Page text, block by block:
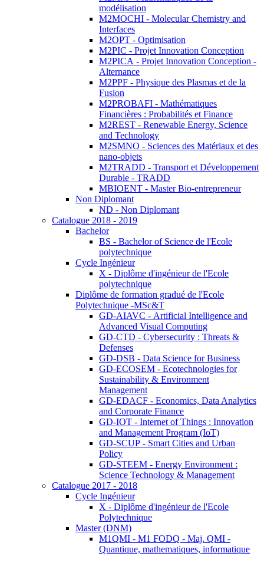
modélisation
M2MOCHI - Molecular Chemistry and
Interfaces
M2OPT - Optimisation
M2PIC - Projet Innovation Conception
M2PICA - Projet Innovation Conception -
Alternance
M2PPF - Physique des Plasmas et de la
Fusion
M2PROBAFI - Mathématiques
Financières : Probabilités et Finance
M2REST - Renewable Energy, Science
and Technology
M2SMNO - Sciences des Matériaux et des
nano-objets
M2TRADD - Transport et Développement
Durable - TRADD
MBIOENT - Master Bio-entrepreneur
Non Diplomant
ND - Non Diplomant
Catalogue 2018 - 2019
Bachelor
BS - Bachelor of Science de l'Ecole
polytechnique
Cycle Ingénieur
X - Diplôme d'ingénieur de l'Ecole
polytechnique
Diplôme de formation gradué de l'Ecole
Polytechnique -MSc&T
GD-AIAVC - Artificial Intelligence and
Advanced Visual Computing
GD-CTD - Cybersecurity : Threats &
Defenses
GD-DSB - Data Science for Business
GD-ECOSEM - Ecotechnologies for
Sustainability & Environment
Management
GD-EDACF - Economics, Data Analytics
and Corporate Finance
GD-IOT - Internet of Things : Innovation
and Management Program (IoT)
GD-SCUP - Smart Cities and Urban
Policy
GD-STEEM - Energy Environment :
Science Technology & Management
Catalogue 2017 - 2018
Cycle Ingénieur
X - Diplôme d'ingénieur de l'Ecole
Polytechnique
Master (DNM)
M1QMI - M1 FODQ - Maj. QMI -
Quantique, mathematiques, informatique